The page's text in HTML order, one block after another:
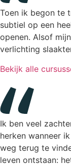
Toen ik begon te
subtiel op een
openen. Alsof
verlichting
Bekijk alle
Ik ben veel
herken wanneer
weg terug te
leven ontstaan: